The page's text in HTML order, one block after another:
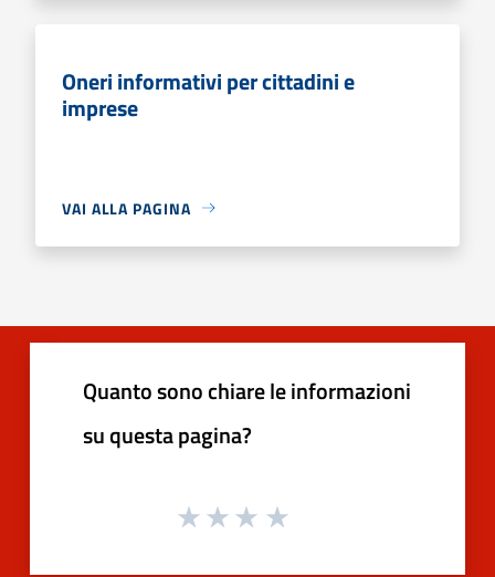
Oneri informativi per cittadini e
imprese
VAI ALLA PAGINA
Quanto sono chiare le informazioni
su questa pagina?